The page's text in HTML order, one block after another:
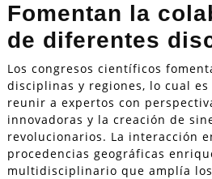
Fomentan la
de diferentes
Los congresos científicos
disciplinas y regiones, lo cual
reunir a expertos con
innovadoras y la creación de
revolucionarios. La interacción
procedencias geográficas
multidisciplinario que amplía